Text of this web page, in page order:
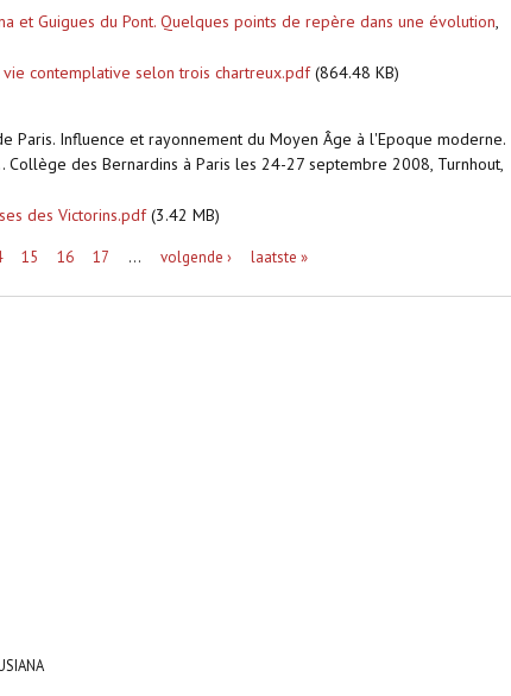
et Guigues du Pont. Quelques points de repère dans une évolution,
contemplative selon trois chartreux.pdf(864.48 KB)
Paris. Influence et rayonnement du Moyen Âge à l'Epoque moderne.
des Bernardins à Paris les 24-27 septembre 2008, Turnhout,
des Victorins.pdf(3.42 MB)
15 16 17 … volgende › laatste »